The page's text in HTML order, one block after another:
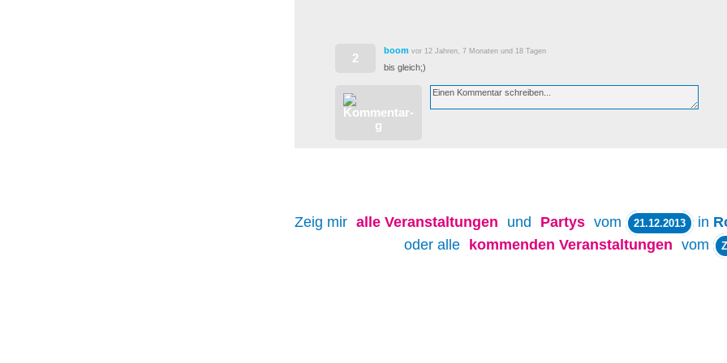
2
boom vor 12 Jahren, 7 Monaten und 18 Tagen
bis gleich;)
Zeig mir alle Veranstaltungen und Partys vom 21.12.2013 in
oder alle
kommenden Veranstaltungen vom